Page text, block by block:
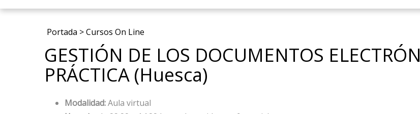
Portada >Cursos On Line
GESTIÓN DE LOS DOCUMENTOS
PRÁCTICA (Huesca)
Modalidad:Aula virtual